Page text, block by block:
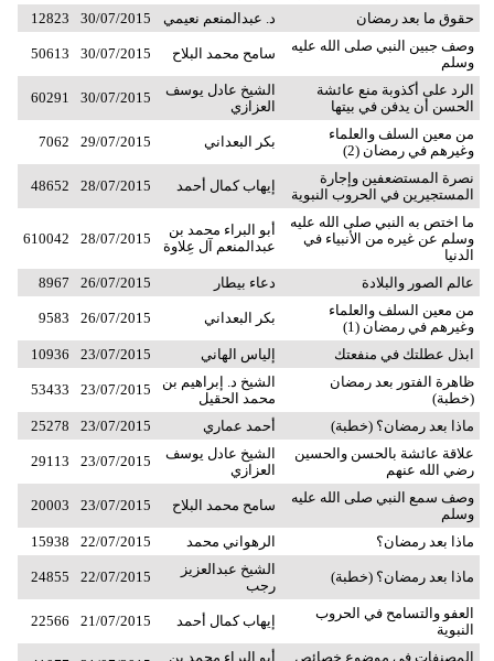
حقوق ما بعد رمضان
د. عبدالمنعم نعيمي 30/07/2015
12823
وصف جبين النبي صلى الله عليه
وسلم
سامح محمد البلاح 30/07/2015
50613
الرد على أكذوبة منع عائشة
الحسن أن يدفن في بيتها
الشيخ عادل يوسف
العزازي
30/07/2015
60291
من معين السلف والعلماء
وغيرهم في رمضان (2)
بكر البعداني 29/07/2015
7062
نصرة المستضعفين وإجارة
المستجيرين في الحروب النبوية
إيهاب كمال أحمد 28/07/2015
48652
ما اختص به النبي صلى الله عليه
وسلم عن غيره من الأنبياء في
الدنيا
أبو البراء محمد بن
عبدالمنعم آل عِلاوة
28/07/2015
610042
عالم الصور والبلادة دعاء بيطار 26/07/2015
8967
من معين السلف والعلماء
وغيرهم في رمضان (1)
بكر البعداني 26/07/2015
9583
ابذل عطلتك في منفعتك إلياس الهاني 23/07/2015
10936
ظاهرة الفتور بعد رمضان
(خطبة)
الشيخ د. إبراهيم بن
محمد الحقيل
23/07/2015
53433
ماذا بعد رمضان؟ (خطبة) أحمد عماري 23/07/2015
25278
علاقة عائشة بالحسن والحسين
رضي الله عنهم
الشيخ عادل يوسف
العزازي
23/07/2015
29113
وصف سمع النبي صلى الله عليه
وسلم
سامح محمد البلاح 23/07/2015
20003
ماذا بعد رمضان؟ الرهواني محمد 22/07/2015
15938
ماذا بعد رمضان؟ (خطبة)
الشيخ عبدالعزيز
رجب
22/07/2015
24855
العفو والتسامح في الحروب
النبوية
إيهاب كمال أحمد 21/07/2015
22566
المصنفات في موضوع خصائص أبو البراء محمد بن